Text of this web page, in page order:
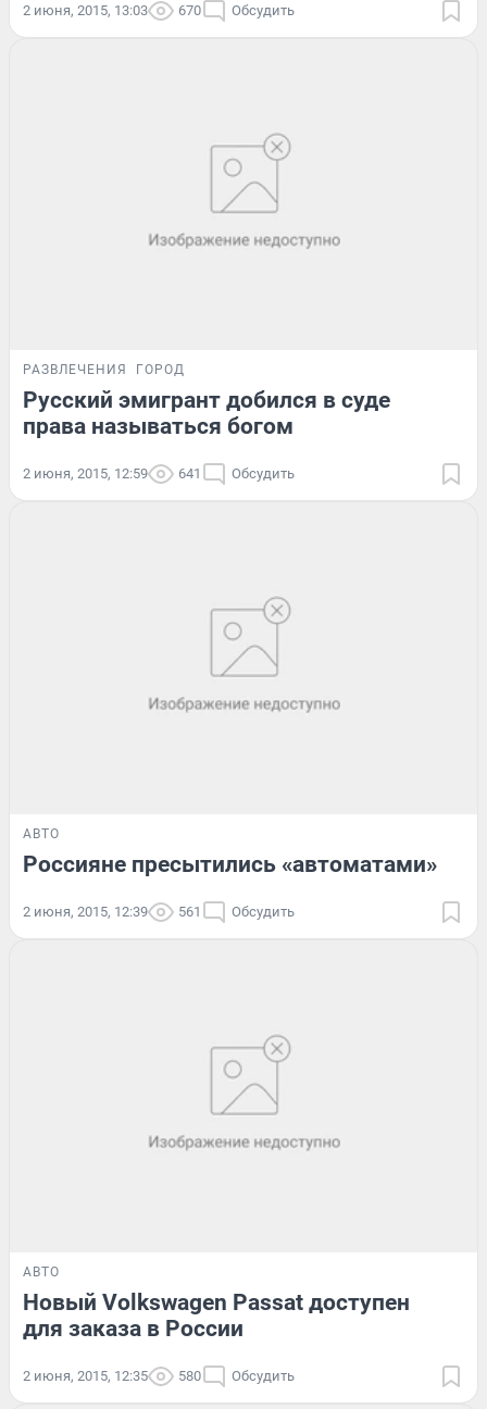
2 июня, 2015, 13:03 670 Обсудить
РАЗВЛЕЧЕНИЯ ГОРОД
Русский эмигрант добился в суде
права называться богом
2 июня, 2015, 12:59 641 Обсудить
АВТО
Россияне пресытились «автоматами»
2 июня, 2015, 12:39 561 Обсудить
АВТО
Новый Volkswagen Passat доступен
для заказа в России
2 июня, 2015, 12:35 580 Обсудить